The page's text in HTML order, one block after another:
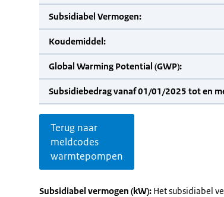
Subsidiabel Vermogen:
Koudemiddel:
Global Warming Potential (GWP):
Subsidiebedrag vanaf 01/01/2025 tot en
Terug naar
meldcodes
warmtepompen
Subsidiabel vermogen (kW): Het subsidiabel